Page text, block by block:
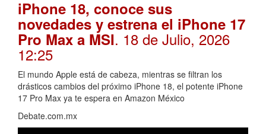
iPhone 18, conoce sus
novedades y estrena el iPhone 17
Pro Max a MSI. 18 de Julio, 2026
12:25
El mundo Apple está de cabeza, mientras se filtran los
drásticos cambios del próximo iPhone 18, el potente iPhone
17 Pro Max ya te espera en Amazon México
Debate.com.mx